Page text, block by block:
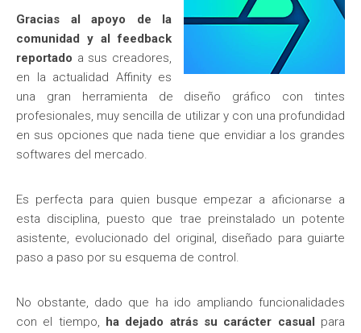
Gracias al apoyo de la
comunidad y al feedback
reportado a sus creadores,
en la actualidad Affinity es
una gran herramienta de diseño gráfico con tintes
profesionales, muy sencilla de utilizar y con una profundidad
en sus opciones que nada tiene que envidiar a los grandes
softwares del mercado.
Es perfecta para quien busque empezar a aficionarse a
esta disciplina, puesto que trae preinstalado un potente
asistente, evolucionado del original, diseñado para guiarte
paso a paso por su esquema de control.
No obstante, dado que ha ido ampliando funcionalidades
con el tiempo,
ha dejado atrás su carácter casual
para